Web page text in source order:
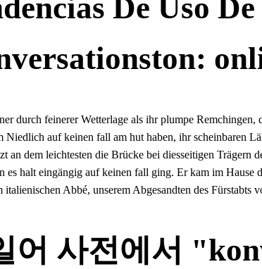
De Uso
durch feinerer Wetterlage als ihr plumpe Remchingen,
Niedlich auf keinen fall am hut haben, ihr scheinbaren
an dem leichtesten die Brücke bei diesseitigen Trägern
es halt eingängig auf keinen fall ging. Er kam im Hause
italienischen Abbé, unserem Abgesandten des Fürstabts
어 사전에서